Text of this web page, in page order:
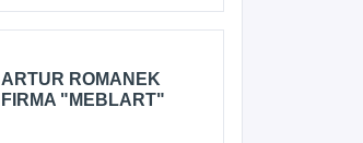
ARTUR ROMANEK
FIRMA "MEBLART"